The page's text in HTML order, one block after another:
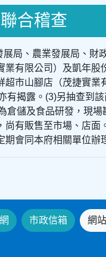
合稽查
局、農業發展局、
有限公司）及凱年
超市山腳店（茂捷實
有揭露。(3)另抽查到
倉儲及食品研發，現
有販售至市場、店
會同本府相關單位辦
市政信箱 網